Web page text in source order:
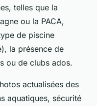
telles que la
ou la PACA,
de piscine
la présence de
ou de clubs ados.
actualisées des
aquatiques, sécurité